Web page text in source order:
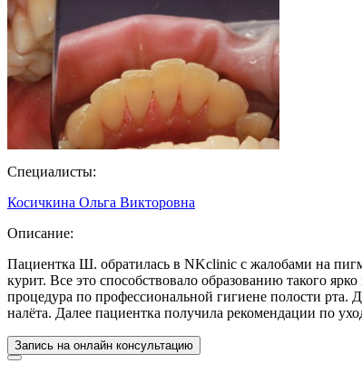
Специалисты:
Косичкина Ольга Викторовна
Описание:
Пациентка Ш. обратилась в NKclinic c жалобами на
курит. Все это способствовало образованию такого
процедура по профессиональной гигиене полости
налёта. Далее пациентка получила рекомендации по
Запись на онлайн консультацию